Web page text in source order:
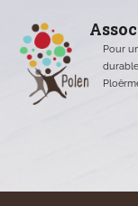
contenu
Pour